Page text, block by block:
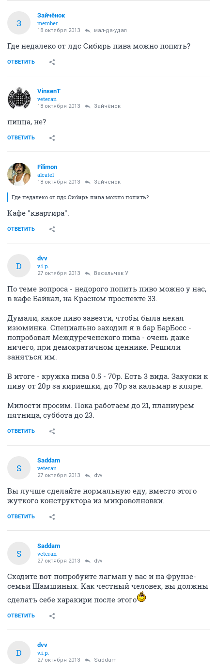
З
Зайчёнок
member
18 октября 2013 мал-да-удал
Где недалеко от лдс Сибирь пива можно попить?
ОТВЕТИТЬ
VinsenT
veteran
18 октября 2013 Зайчёнок
пицца, не?
ОТВЕТИТЬ
Filimon
alcatel
18 октября 2013 Зайчёнок
Где недалеко от лдс Сибирь пива можно попить?
Кафе "квартира".
ОТВЕТИТЬ
D
dvv
v.i.p.
27 октября 2013 Весельчак У
По теме вопроса - недорого попить пиво можно у нас,
в кафе Байкал, на Красном проспекте 33.
Думали, какое пиво завезти, чтобы была некая
изюминка. Специально заходил я в бар БарБосс -
попробовал Междуреченского пива - очень даже
ничего, при демократичном ценнике. Решили
заняться им.
В итоге - кружка пива 0.5 - 70р. Есть 3 вида. Закуски к
пиву от 20р за кириешки, до 70р за кальмар в кляре.
Милости просим. Пока работаем до 21, планиурем
пятница, суббота до 23.
ОТВЕТИТЬ
S
Saddam
veteran
27 октября 2013 dvv
Вы лучше сделайте нормальную еду, вместо этого
жуткого конструктора из микроволновки.
ОТВЕТИТЬ
S
Saddam
veteran
27 октября 2013 dvv
Сходите вот попробуйте лагман у вас и на Фрунзе-
семьи Шамшиных. Как честный человек, вы должны
сделать себе харакири после этого
ОТВЕТИТЬ
D
dvv
v.i.p.
27 октября 2013 Saddam